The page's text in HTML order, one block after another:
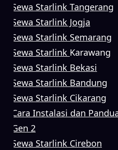
Sewa Starlink Tangerang
Sewa Starlink Jogja
Sewa Starlink Semarang
Sewa Starlink Karawang
Sewa Starlink Bekasi
Sewa Starlink Bandung
Sewa Starlink Cikarang
Cara Instalasi dan
Gen 2
Sewa Starlink Cirebon